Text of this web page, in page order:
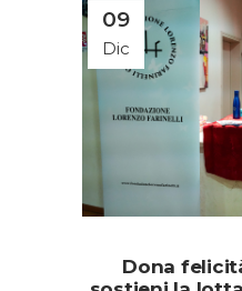
09
Dic
Dona